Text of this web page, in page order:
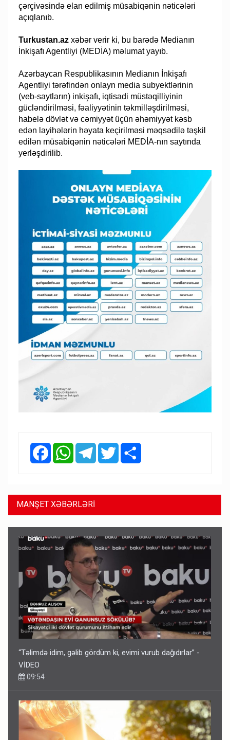
çərçivəsində elan edilmiş müsabiqənin nəticələri
açıqlanıb.
Turkustan.az xəbər verir ki, bu barədə Medianın
İnkişafı Agentliyi (MEDİA) məlumat yayıb.
Azərbaycan Respublikasının Medianın İnkişafı
Agentliyi tərəfindən onlayn media subyektlərinin
(veb-saytların) inkişafı, iqtisadi müstəqilliyinin
gücləndirilməsi, fəaliyyətinin təkmilləşdirilməsi,
habelə dövlət və cəmiyyət üçün əhəmiyyət kəsb
edən layihələrin həyata keçirilməsi məqsədilə təşkil
edilən müsabiqənin nəticələri MEDİA-nın saytında
yerləşdirilib.
FacebookWhatsAppTelegramTwitter
MANŞET XƏBƏRLƏRİ
“Təlimdə idim, gəlib gördüm ki, evimi vurub dağıdırlar” -
VİDEO
09:54